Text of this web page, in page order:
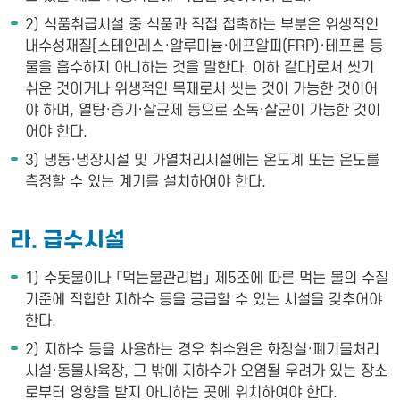
2) 식품취급시설 중 식품과 직접 접촉하는 부분은 위생적인
내수성재질[스테인레스·알루미늄·에프알피(FRP)·테프론 등
물을 흡수하지 아니하는 것을 말한다. 이하 같다]로서 씻기
쉬운 것이거나 위생적인 목재로서 씻는 것이 가능한 것이어
야 하며, 열탕·증기·살균제 등으로 소독·살균이 가능한 것이
어야 한다.
3) 냉동·냉장시설 및 가열처리시설에는 온도계 또는 온도를
측정할 수 있는 계기를 설치하여야 한다.
라. 급수시설
1) 수돗물이나 「먹는물관리법」 제5조에 따른 먹는 물의 수질
기준에 적합한 지하수 등을 공급할 수 있는 시설을 갖추어야
한다.
2) 지하수 등을 사용하는 경우 취수원은 화장실·폐기물처리
시설·동물사육장, 그 밖에 지하수가 오염될 우려가 있는 장소
로부터 영향을 받지 아니하는 곳에 위치하여야 한다.